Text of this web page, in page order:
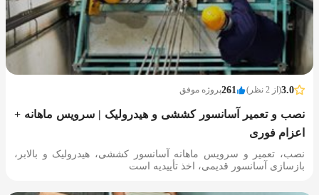
3.0(از 2 نظر) 261پروژه موفق
نصب و تعمیر آسانسور کششی و هیدرولیک | سرویس ماهانه +
اعزام فوری
نصب، تعمیر و سرویس ماهانه آسانسور کششی، هیدرولیک و بالابر،
بازسازی آسانسور قدیمی، اخذ تأییدیه است